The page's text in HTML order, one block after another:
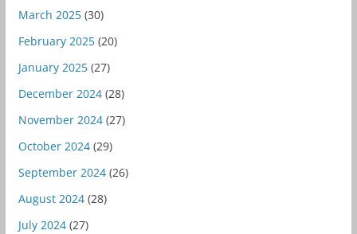
March 2025(30)
February 2025(20)
January 2025(27)
December 2024(28)
November 2024(27)
October 2024(29)
September 2024(26)
August 2024(28)
July 2024(27)